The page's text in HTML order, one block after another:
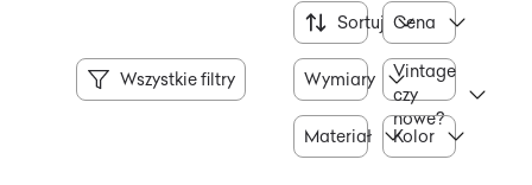
Wszystkie filtry
Sortuj Cena
Wymiary
Vintage
czy
nowe?
Materiał Kolor